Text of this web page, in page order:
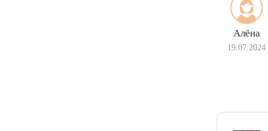
Алёна
19.07.2024